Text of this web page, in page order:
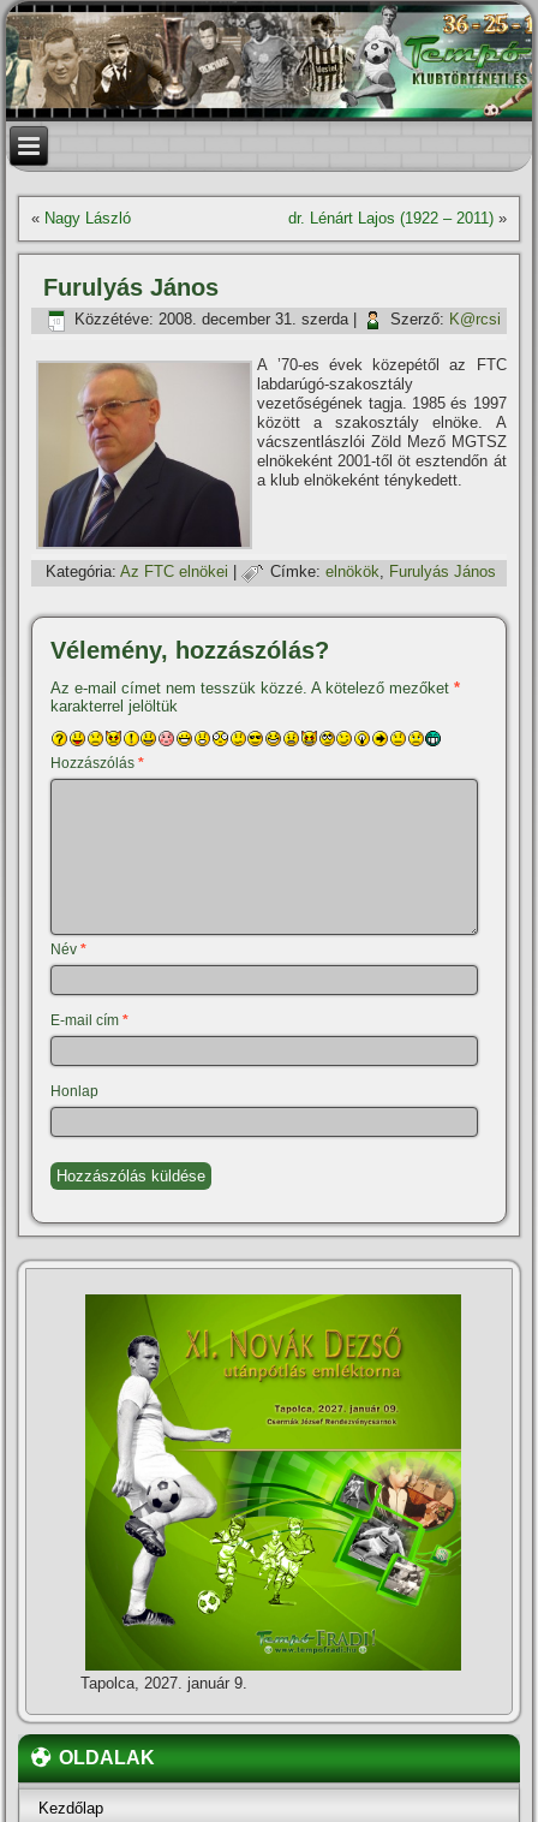
« Nagy László dr. Lénárt Lajos (1922 – 2011)»
Furulyás János
Közzétéve: 2008. december 31. szerda| Szerző: K@rcsi
A ’70-es évek közepétől az FTC
labdarúgó-szakosztály
vezetőségének tagja. 1985 és 1997
között a szakosztály elnöke. A
vácszentlászlói Zöld Mező MGTSZ
elnökeként 2001-től öt esztendőn át
a klub elnökeként ténykedett.
Kategória: Az FTC elnökei | Címke: elnökök, Furulyás János
Vélemény, hozzászólás?
Az e-mail címet nem tesszük közzé. A kötelező mezőket*
karakterrel jelöltük
Hozzászólás*
Név*
E-mail cím*
Honlap
Tapolca, 2027. január 9.
OLDALAK
Kezdőlap